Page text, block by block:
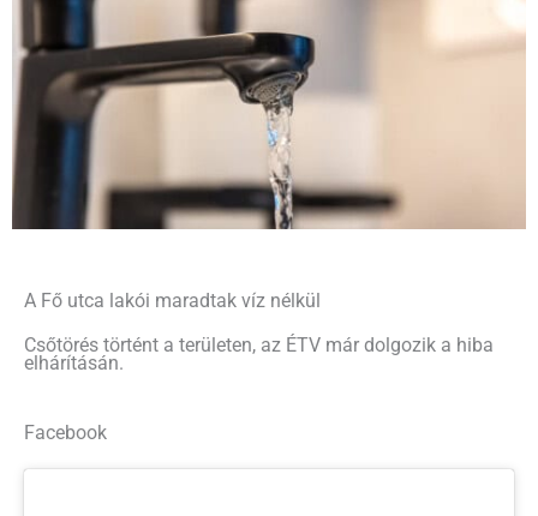
A Fő utca lakói maradtak víz nélkül
Csőtörés történt a területen, az ÉTV már dolgozik a hiba
elhárításán.
Facebook